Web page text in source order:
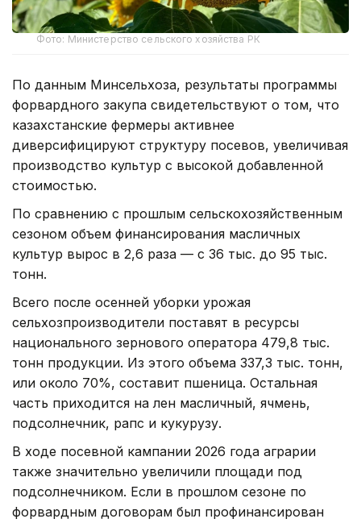
Фото: Министерство сельского хозяйства РК
По данным Минсельхоза, результаты программы
форвардного закупа свидетельствуют о том, что
казахстанские фермеры активнее
диверсифицируют структуру посевов, увеличивая
производство культур с высокой добавленной
стоимостью.
По сравнению с прошлым сельскохозяйственным
сезоном объем финансирования масличных
культур вырос в 2,6 раза — с 36 тыс. до 95 тыс.
тонн.
Всего после осенней уборки урожая
сельхозпроизводители поставят в ресурсы
национального зернового оператора 479,8 тыс.
тонн продукции. Из этого объема 337,3 тыс. тонн,
или около 70%, составит пшеница. Остальная
часть приходится на лен масличный, ячмень,
подсолнечник, рапс и кукурузу.
В ходе посевной кампании 2026 года аграрии
также значительно увеличили площади под
подсолнечником. Если в прошлом сезоне по
форвардным договорам был профинансирован